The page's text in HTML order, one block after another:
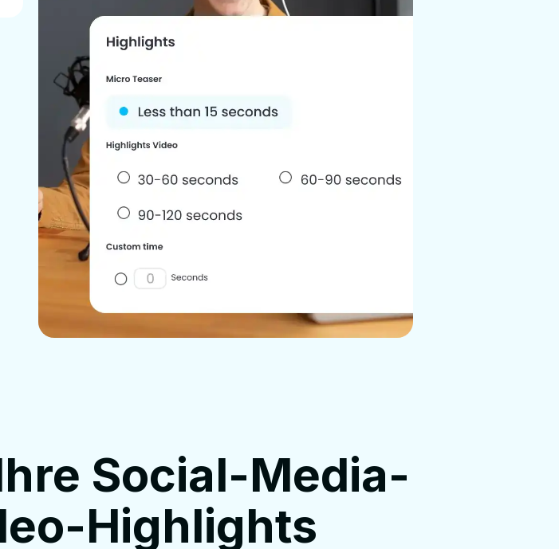
Social-Media-
Highlights